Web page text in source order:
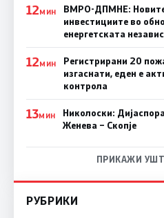
12МИН
ВМРО-ДПМНЕ: Новите
инвестициите во
енергетската
12МИН
Регистрирани 20
изгаснати, еден е
контрола
13МИН
Николоски:
Женева – Скопје
ПРИКАЖИ
РУБРИКИ